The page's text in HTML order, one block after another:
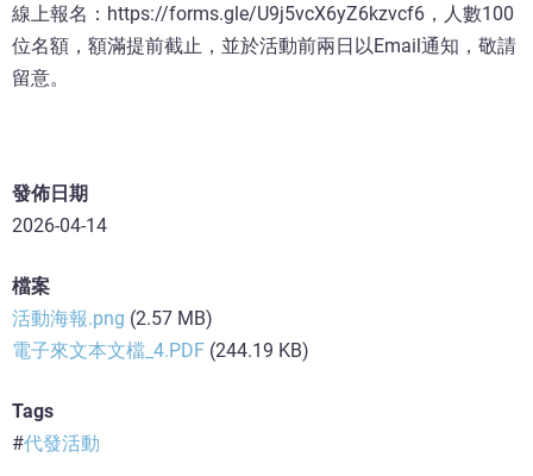
線上報名：https://forms.gle/U9j5vcX6yZ6kzvcf6，人數100
位名額，額滿提前截止，並於活動前兩日以Email通知，敬請
留意。
發佈日期
2026-04-14
檔案
活動海報.png (2.57 MB)
電子來文本文檔_4.PDF (244.19 KB)
Tags
代發活動